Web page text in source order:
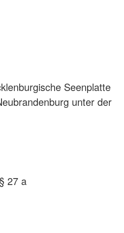
Seenplatte
unter der
27 a